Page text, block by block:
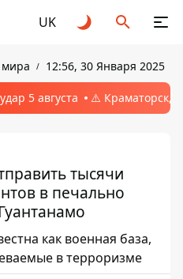
UK
12:56, 30 Января 2025
5 августа ⚠️ Краматорск,
тысячи
в печально
как военная база,
в терроризме